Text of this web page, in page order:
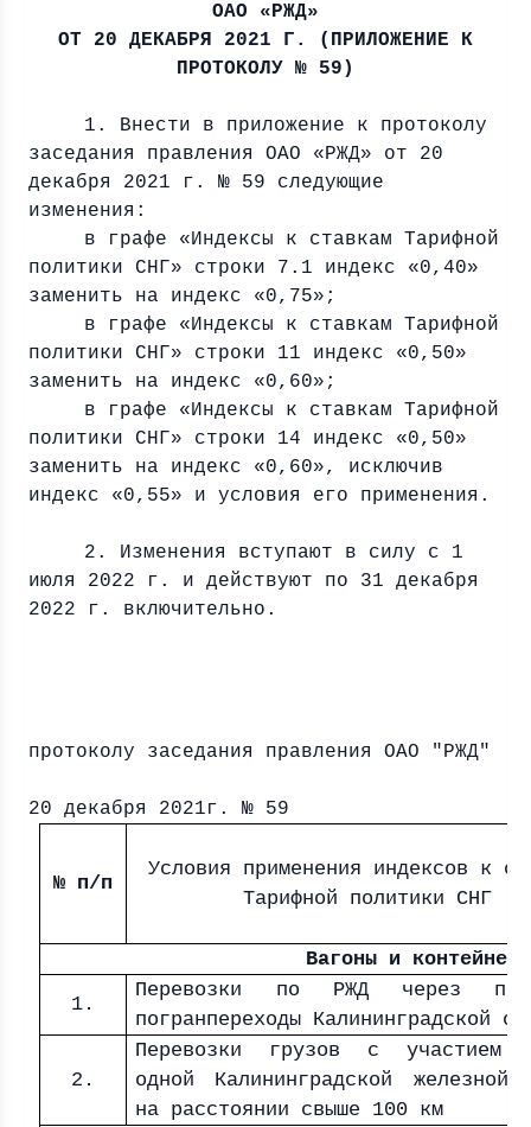
ОАО «РЖД»
ОТ 20 ДЕКАБРЯ 2021 Г . (ПРИЛОЖЕНИЕ К
ПРОТОКОЛУ № 59)
1. Внести в приложение к протоколу
заседания правления ОАО «РЖД» от 20
декабря 2021 г . № 59 следующие
изменения:
в графе «Индексы к ставкам Тарифной
политики СНГ» строки 7.1 индекс «0,40»
заменить на индекс «0,75»;
в графе «Индексы к ставкам Тарифной
политики СНГ» строки 11 индекс «0,50»
заменить на индекс «0,60»;
в графе «Индексы к ставкам Тарифной
политики СНГ» строки 14 индекс «0,50»
заменить на индекс «0,60», исключив
индекс «0,55» и условия его применения.
2. Изменения вступают в силу с 1
июля 2022 г . и действуют по 31 декабря
2022 г . включительно.
протоколу заседания правления ОАО "РЖД"
20 декабря 2021г. № 59
№ п/п
Условия применения индексов к
Тарифной политики СНГ
Вагоны и контейнеры
1.
Перевозки по РЖД через
погранпереходы Калининградской
2.
Перевозки грузов с участием
одной Калининградской железной
на расстоянии свыше 100 км